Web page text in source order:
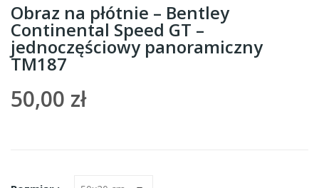
Obraz na płótnie – Bentley
Continental Speed GT –
jednoczęściowy panoramiczny
TM187
50,00 zł